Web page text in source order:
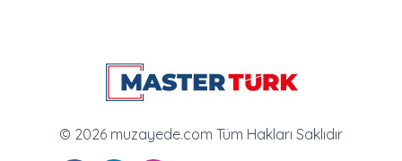
© 2026 muzayede.com Tüm Hakları Saklıdır